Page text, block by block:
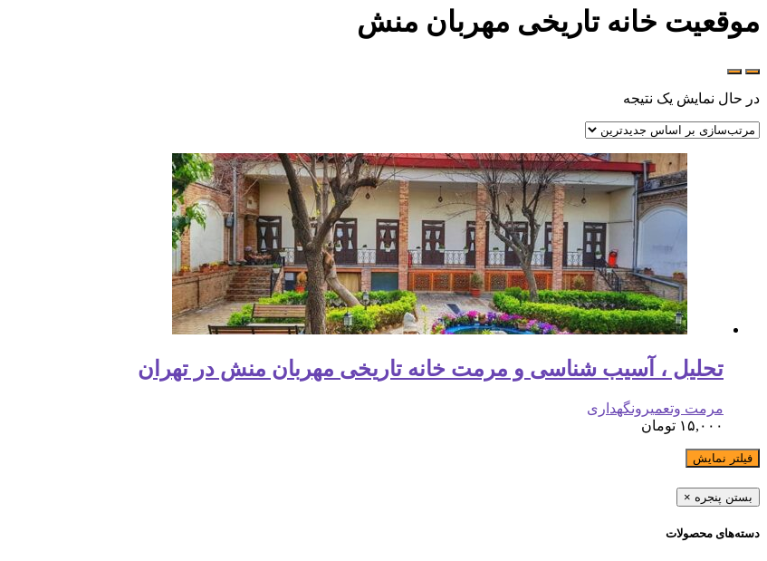
موقعیت خانه تاریخی مهربان منش
در حال نمایش یک نتیجه
تحلیل ، آسیب شناسی و مرمت خانه تاریخی مهربان منش در تهران
مرمت وتعمیرونگهداری
۱۵,۰۰۰ تومان
فیلتر نمایش
بستن پنجره ×
دسته‌های محصولات